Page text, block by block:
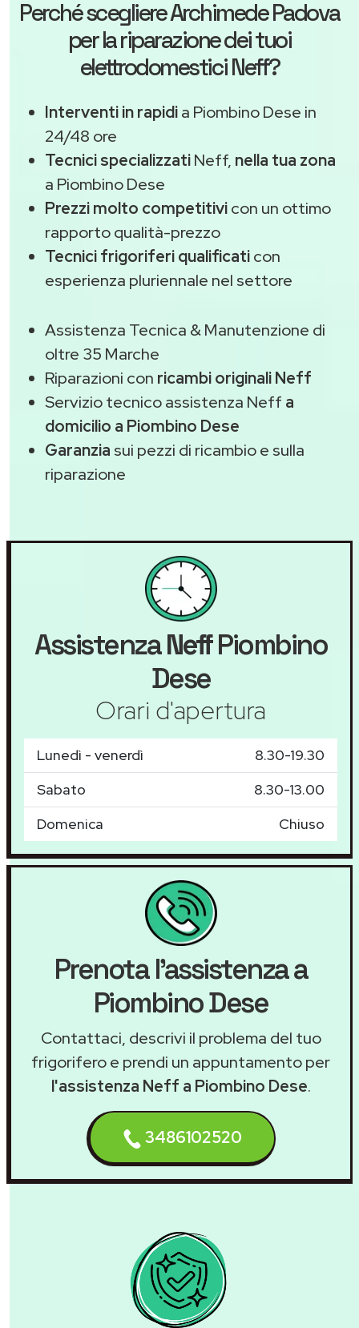
Perché scegliereArchimede Padova
per la riparazione dei tuoi
elettrodomestici Neff?
Interventi in rapidia Piombino Dese in
24/48 ore
Tecnici specializzatiNeff, nella tua zona
a Piombino Dese
Prezzi molto competitivicon un ottimo
rapporto qualità-prezzo
Tecnici frigoriferi qualificaticon
esperienza pluriennale nel settore
Assistenza Tecnica & Manutenzione di
oltre 35 Marche
Riparazioni con ricambi originali Neff
Servizio tecnico assistenza Neff a
domicilio a Piombino Dese
Garanzia sui pezzi di ricambio e sulla
riparazione
AssistenzaNeffPiombino
Dese
Orari d'apertura
Lunedì - venerdì
8.30-19.30
Sabato
8.30-13.00
Domenica
Chiuso
Prenota l'assistenza a
Piombino Dese
Contattaci, descrivi il problema del tuo
frigorifero e prendi un appuntamento per
l'assistenza Neff a Piombino Dese.
3486102520